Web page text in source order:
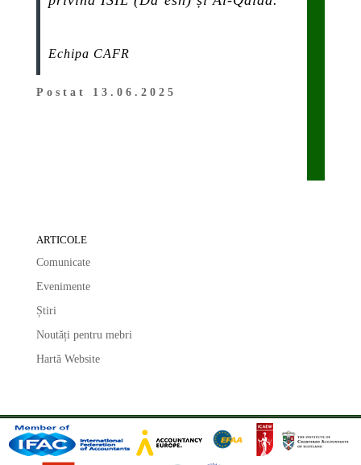
Echipa CAFR
Postat 13.06.2025
ARTICOLE
Comunicate
Evenimente
Știri
Noutăți pentru mebri
Hartă Website